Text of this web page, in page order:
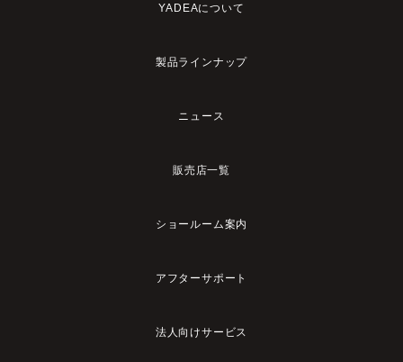
YADEAについて
製品ラインナップ
ニュース
販売店一覧
ショールーム案内
アフターサポート
法人向けサービス